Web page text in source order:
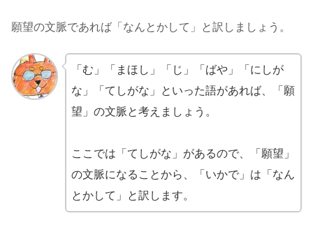
願望の文脈であれば「なんとかして」と訳しましょう。
「む」「まほし」「じ」「ばや」「にしが
な」「てしがな」といった語があれば、「願
望」の文脈と考えましょう。
ここでは「てしがな」があるので、「願望」
の文脈になることから、「いかで」は「なん
とかして」と訳します。